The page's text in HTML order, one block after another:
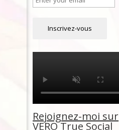
Rejoignez-moi sur
VEROTrue Social